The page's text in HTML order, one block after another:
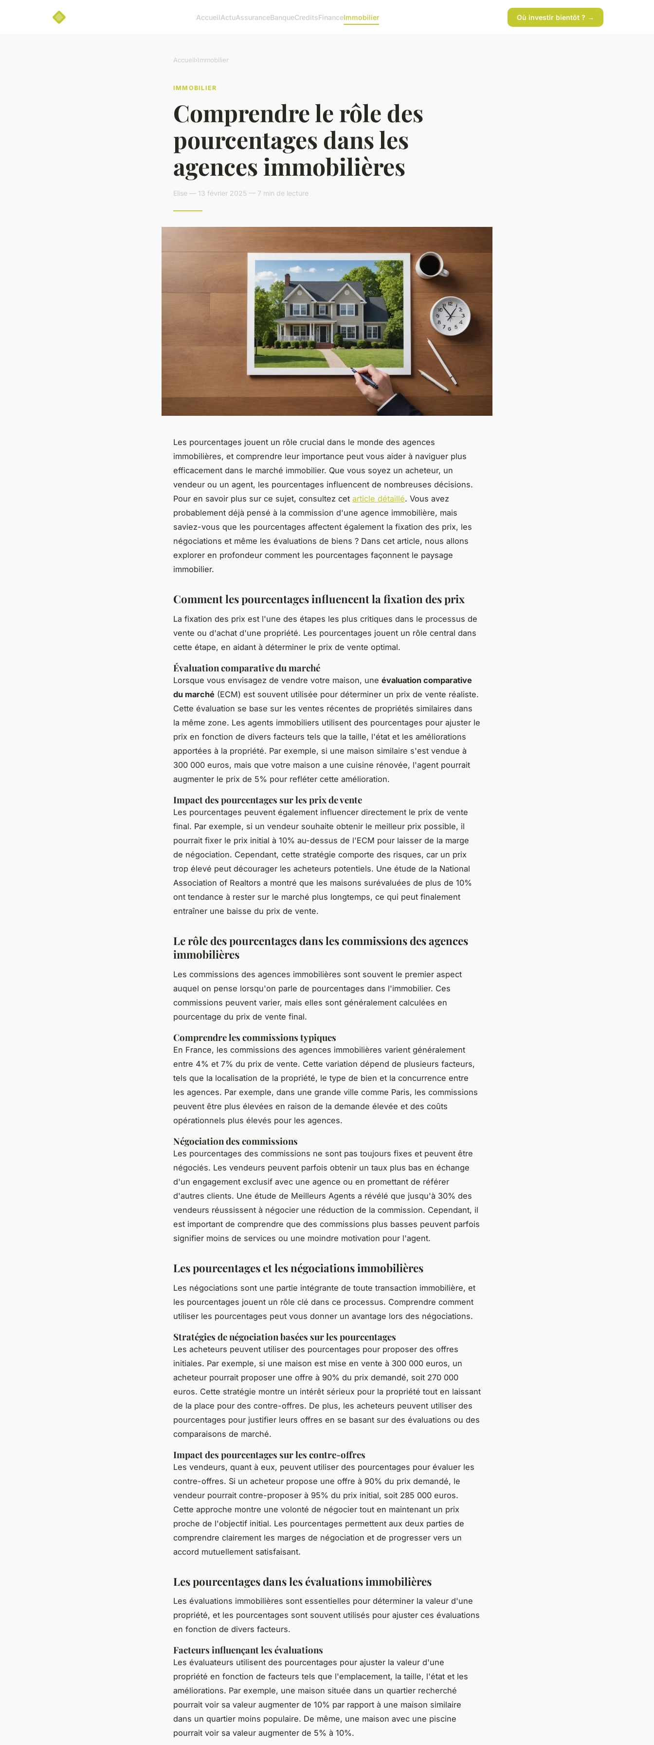
AccueilActuAssuranceBanqueCreditsFinanceImmobilier Où investir bientôt ? →
Accueil›Immobilier
IMMOBILIER
Comprendre le rôle des
pourcentages dans les
agences immobilières
Elise — 13 février 2025 — 7 min de lecture
Les pourcentages jouent un rôle crucial dans le monde des agences
immobilières, et comprendre leur importance peut vous aider à naviguer plus
efficacement dans le marché immobilier. Que vous soyez un acheteur, un
vendeur ou un agent, les pourcentages influencent de nombreuses décisions.
Pour en savoir plus sur ce sujet, consultez cet article détaillé. Vous avez
probablement déjà pensé à la commission d'une agence immobilière, mais
saviez-vous que les pourcentages affectent également la fixation des prix, les
négociations et même les évaluations de biens ? Dans cet article, nous allons
explorer en profondeur comment les pourcentages façonnent le paysage
immobilier.
Comment les pourcentages influencent la fixation des prix
La fixation des prix est l'une des étapes les plus critiques dans le processus de
vente ou d'achat d'une propriété. Les pourcentages jouent un rôle central dans
cette étape, en aidant à déterminer le prix de vente optimal.
Évaluation comparative du marché
Lorsque vous envisagez de vendre votre maison, une évaluation comparative
du marché (ECM) est souvent utilisée pour déterminer un prix de vente réaliste.
Cette évaluation se base sur les ventes récentes de propriétés similaires dans
la même zone. Les agents immobiliers utilisent des pourcentages pour ajuster le
prix en fonction de divers facteurs tels que la taille, l'état et les améliorations
apportées à la propriété. Par exemple, si une maison similaire s'est vendue à
300 000 euros, mais que votre maison a une cuisine rénovée, l'agent pourrait
augmenter le prix de 5% pour refléter cette amélioration.
Impact des pourcentages sur les prix de vente
Les pourcentages peuvent également influencer directement le prix de vente
final. Par exemple, si un vendeur souhaite obtenir le meilleur prix possible, il
pourrait fixer le prix initial à 10% au-dessus de l'ECM pour laisser de la marge
de négociation. Cependant, cette stratégie comporte des risques, car un prix
trop élevé peut décourager les acheteurs potentiels. Une étude de la National
Association of Realtors a montré que les maisons surévaluées de plus de 10%
ont tendance à rester sur le marché plus longtemps, ce qui peut finalement
entraîner une baisse du prix de vente.
Le rôle des pourcentages dans les commissions des agences
immobilières
Les commissions des agences immobilières sont souvent le premier aspect
auquel on pense lorsqu'on parle de pourcentages dans l'immobilier. Ces
commissions peuvent varier, mais elles sont généralement calculées en
pourcentage du prix de vente final.
Comprendre les commissions typiques
En France, les commissions des agences immobilières varient généralement
entre 4% et 7% du prix de vente. Cette variation dépend de plusieurs facteurs,
tels que la localisation de la propriété, le type de bien et la concurrence entre
les agences. Par exemple, dans une grande ville comme Paris, les commissions
peuvent être plus élevées en raison de la demande élevée et des coûts
opérationnels plus élevés pour les agences.
Négociation des commissions
Les pourcentages des commissions ne sont pas toujours fixes et peuvent être
négociés. Les vendeurs peuvent parfois obtenir un taux plus bas en échange
d'un engagement exclusif avec une agence ou en promettant de référer
d'autres clients. Une étude de Meilleurs Agents a révélé que jusqu'à 30% des
vendeurs réussissent à négocier une réduction de la commission. Cependant, il
est important de comprendre que des commissions plus basses peuvent parfois
signifier moins de services ou une moindre motivation pour l'agent.
Les pourcentages et les négociations immobilières
Les négociations sont une partie intégrante de toute transaction immobilière, et
les pourcentages jouent un rôle clé dans ce processus. Comprendre comment
utiliser les pourcentages peut vous donner un avantage lors des négociations.
Stratégies de négociation basées sur les pourcentages
Les acheteurs peuvent utiliser des pourcentages pour proposer des offres
initiales. Par exemple, si une maison est mise en vente à 300 000 euros, un
acheteur pourrait proposer une offre à 90% du prix demandé, soit 270 000
euros. Cette stratégie montre un intérêt sérieux pour la propriété tout en laissant
de la place pour des contre-offres. De plus, les acheteurs peuvent utiliser des
pourcentages pour justifier leurs offres en se basant sur des évaluations ou des
comparaisons de marché.
Impact des pourcentages sur les contre-offres
Les vendeurs, quant à eux, peuvent utiliser des pourcentages pour évaluer les
contre-offres. Si un acheteur propose une offre à 90% du prix demandé, le
vendeur pourrait contre-proposer à 95% du prix initial, soit 285 000 euros.
Cette approche montre une volonté de négocier tout en maintenant un prix
proche de l'objectif initial. Les pourcentages permettent aux deux parties de
comprendre clairement les marges de négociation et de progresser vers un
accord mutuellement satisfaisant.
Les pourcentages dans les évaluations immobilières
Les évaluations immobilières sont essentielles pour déterminer la valeur d'une
propriété, et les pourcentages sont souvent utilisés pour ajuster ces évaluations
en fonction de divers facteurs.
Facteurs influençant les évaluations
Les évaluateurs utilisent des pourcentages pour ajuster la valeur d'une
propriété en fonction de facteurs tels que l'emplacement, la taille, l'état et les
améliorations. Par exemple, une maison située dans un quartier recherché
pourrait voir sa valeur augmenter de 10% par rapport à une maison similaire
dans un quartier moins populaire. De même, une maison avec une piscine
pourrait voir sa valeur augmenter de 5% à 10%.